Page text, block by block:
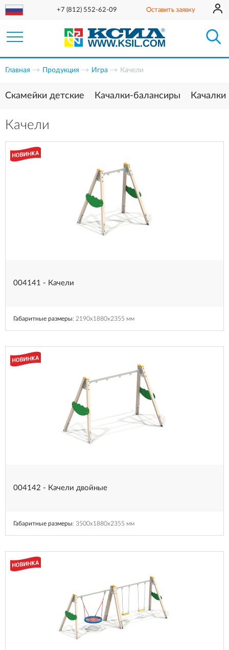
+7 (812) 552-62-09 Оставить заявку
Главная Продукция Игра Качели
Скамейки детские Качалки-балансиры
Качели
004141 - Качели
Габаритные размеры: 2190x1880x2355 мм
004142 - Качели двойные
Габаритные размеры: 3500x1880x2355 мм